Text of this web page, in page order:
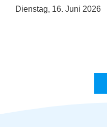
Dienstag, 16. Juni 2026